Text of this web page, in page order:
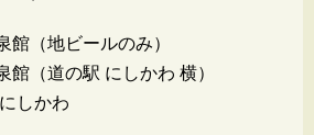
（地ビールのみ）
（道の駅 にしかわ 横）
しかわ